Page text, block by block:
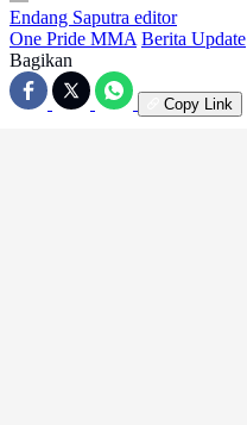
Endang Saputra editor
One Pride MMA Berita Update
Bagikan
Copy Link